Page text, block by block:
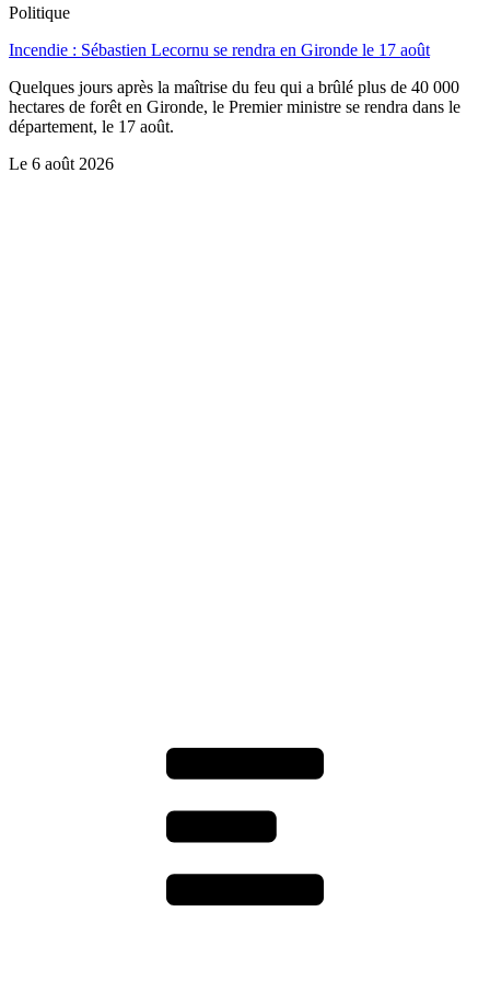
Politique
Incendie : Sébastien Lecornu se rendra en Gironde le 17 août
Quelques jours après la maîtrise du feu qui a brûlé plus de 40 000
hectares de forêt en Gironde, le Premier ministre se rendra dans le
département, le 17 août.
Le 6 août 2026